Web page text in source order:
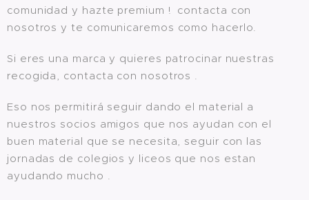
comunidad y hazte premium ! contacta con
nosotros y te comunicaremos como hacerlo.
Si eres una marca y quieres patrocinar nuestras
recogida, contacta con nosotros .
Eso nos permitirá seguir dando el material a
nuestros socios amigos que nos ayudan con el
buen material que se necesita, seguir con las
jornadas de colegios y liceos que nos estan
ayudando mucho .